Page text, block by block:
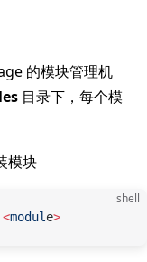
的模块管理机
目录下，每个模
模块
shell
<modul e>